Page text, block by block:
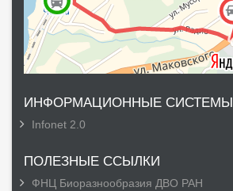
ИНФОРМАЦИОННЫЕ СИСТЕМЫ
Infonet 2.0
ПОЛЕЗНЫЕ ССЫЛКИ
ФНЦ Биоразнообразия ДВО РАН